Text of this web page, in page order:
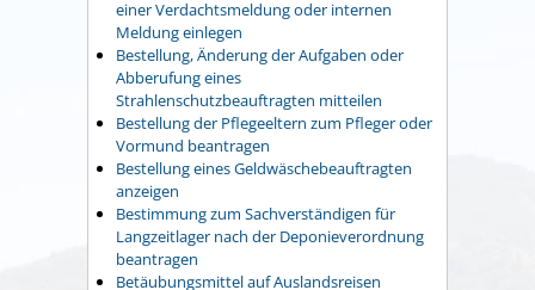
einer Verdachtsmeldung oder internen
Meldung einlegen
Bestellung, Änderung der Aufgaben oder
Abberufung eines
Strahlenschutzbeauftragten mitteilen
Bestellung der Pflegeeltern zum Pfleger oder
Vormund beantragen
Bestellung eines Geldwäschebeauftragten
anzeigen
Bestimmung zum Sachverständigen für
Langzeitlager nach der Deponieverordnung
beantragen
Betäubungsmittel auf Auslandsreisen